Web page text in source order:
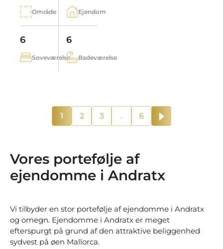
Område Ejendom
6
Soveværelse
6
Badeværelse
1 2 3 ... 6
Vores portefølje af
ejendomme i Andratx
Vi tilbyder en stor portefølje af ejendomme i Andratx
og omegn. Ejendomme i Andratx er meget
efterspurgt på grund af den attraktive beliggenhed
sydvest på øen Mallorca.